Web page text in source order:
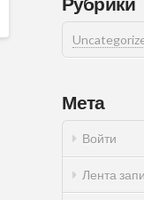
Мета
Войти
Лента